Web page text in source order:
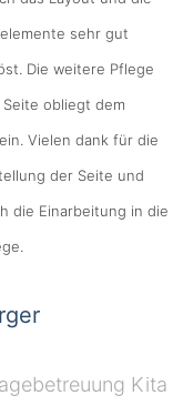
sehr gut
Die weitere Pflege
obliegt dem
Vielen dank für die
der Seite und
die Einarbeitung in die
Kita